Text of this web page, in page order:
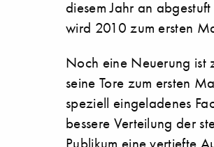
diesem Jahr an
wird 2010 zum ersten
Noch eine Neuerung ist
seine Tore zum ersten
speziell eingeladenes
bessere Verteilung der
Publikum eine vertiefte